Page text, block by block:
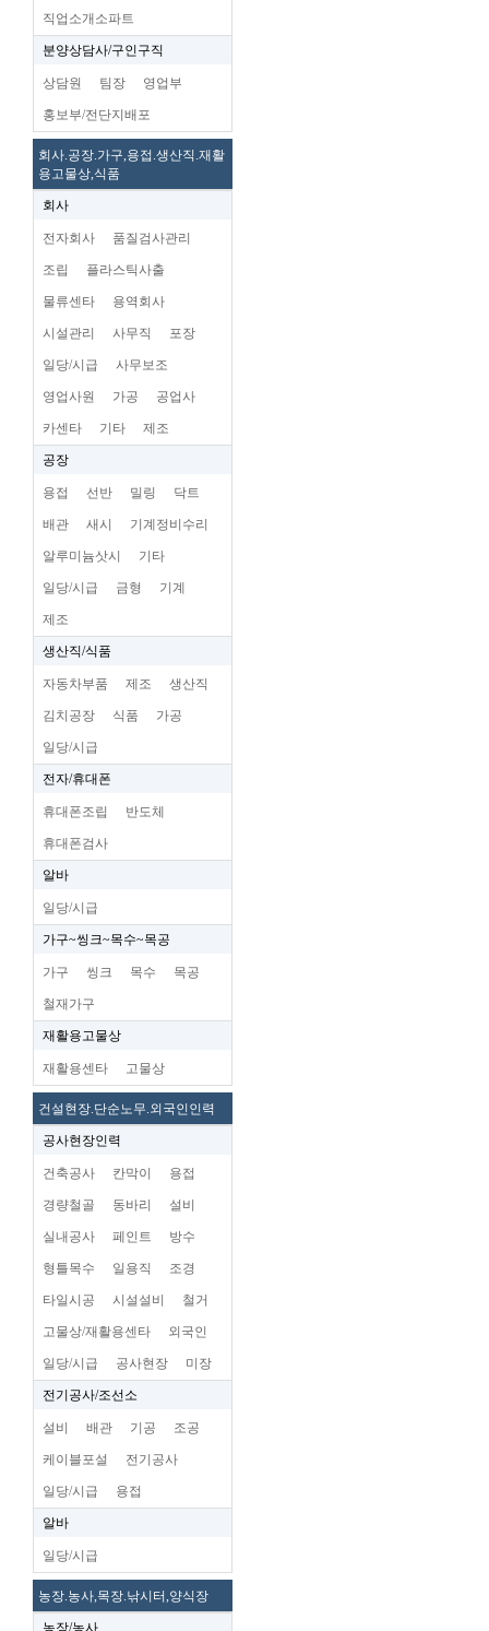
직업소개소파트
분양상담사/구인구직
상담원 팀장 영업부
홍보부/전단지배포
회사.공장.가구,용접.생산직.재활
용고물상,식품
회사
전자회사 품질검사관리
조립 플라스틱사출
물류센타 용역회사
시설관리 사무직 포장
일당/시급 사무보조
영업사원 가공 공업사
카센타 기타 제조
공장
용접 선반 밀링 닥트
배관 새시 기계정비수리
알루미늄삿시 기타
일당/시급 금형 기계
제조
생산직/식품
자동차부품 제조 생산직
김치공장 식품 가공
일당/시급
전자/휴대폰
휴대폰조립 반도체
휴대폰검사
알바
일당/시급
가구~씽크~목수~목공
가구 씽크 목수 목공
철재가구
재활용고물상
재활용센타 고물상
건설현장.단순노무.외국인인력
공사현장인력
건축공사 칸막이 용접
경량철골 동바리 설비
실내공사 페인트 방수
형틀목수 일용직 조경
타일시공 시설설비 철거
고물상/재활용센타 외국인
일당/시급 공사현장 미장
전기공사/조선소
설비 배관 기공 조공
케이블포설 전기공사
일당/시급 용접
알바
일당/시급
농장.농사,목장.낚시터,양식장
농장/농사